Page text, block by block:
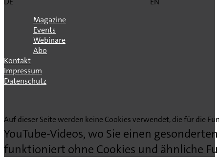
Magazine
Events
Webinare
Abo
Kontakt
Impressum
Datenschutz
Auf dieser Seite werden keine Cookies verwendet, die für die
YouTube-Videos, wo Sie einen
funktioniert ohne Cookies und ähnliche